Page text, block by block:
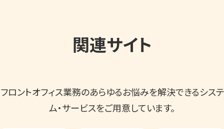
関連サイト
フロントオフィス業務のあらゆるお悩みを解決できるシステ
ム・サービスをご用意しています。